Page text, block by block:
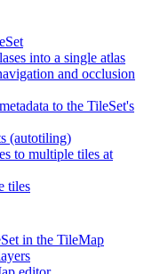
into a single atlas
and occlusion
to the TileSet's
(autotiling)
to multiple tiles at
tiles
in the TileMap